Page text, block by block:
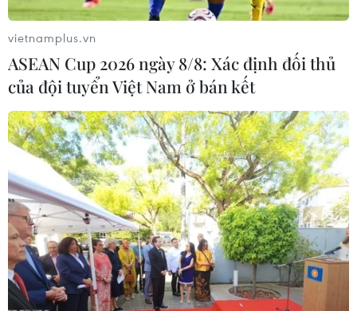
PETCO, Gazpromneft, Repsol và Sumitomo.
vietnamplus.vn
ASEAN Cup 2026 ngày 8/8: Xác định đối thủ
của đội tuyển Việt Nam ở bán kết